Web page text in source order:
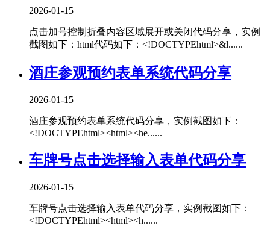
2026-01-15
点击加号控制折叠内容区域展开或关闭代码分享，实例
截图如下：html代码如下：<!DOCTYPEhtml>&l......
酒庄参观预约表单系统代码分享
2026-01-15
酒庄参观预约表单系统代码分享，实例截图如下：
<!DOCTYPEhtml><html><he......
车牌号点击选择输入表单代码分享
2026-01-15
车牌号点击选择输入表单代码分享，实例截图如下：
<!DOCTYPEhtml><html><h......